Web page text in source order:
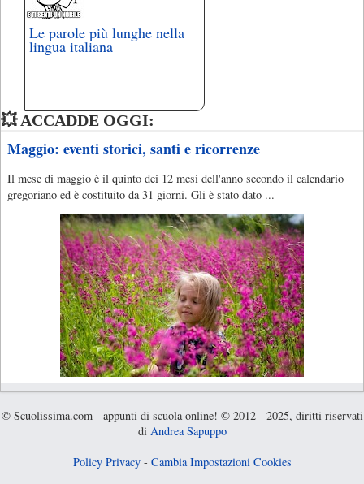
Le parole più lunghe nella
lingua italiana
💥 ACCADDE OGGI:
Maggio: eventi storici, santi e ricorrenze
Il mese di maggio è il quinto dei 12 mesi dell'anno secondo il calendario
gregoriano ed è costituito da 31 giorni. Gli è stato dato ...
© Scuolissima.com - appunti di scuola online! © 2012 - 2025, diritti riservati
di Andrea Sapuppo
Policy Privacy- Cambia Impostazioni Cookies